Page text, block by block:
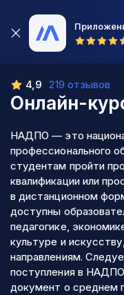
Онлайн-
4,9 219 отзывов
НАДПО — это
профессионального
студентам пройти
квалификации или
в дистанционном
доступны
педагогике,
культуре и
направлениям.
поступления в
документ о среднем